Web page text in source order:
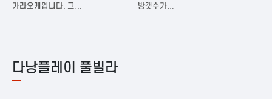
가라오케입니다. 그…
방갯수가…
다낭플레이 풀빌라